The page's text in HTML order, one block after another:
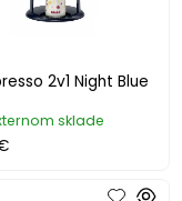
2v1 Night Blue
sklade